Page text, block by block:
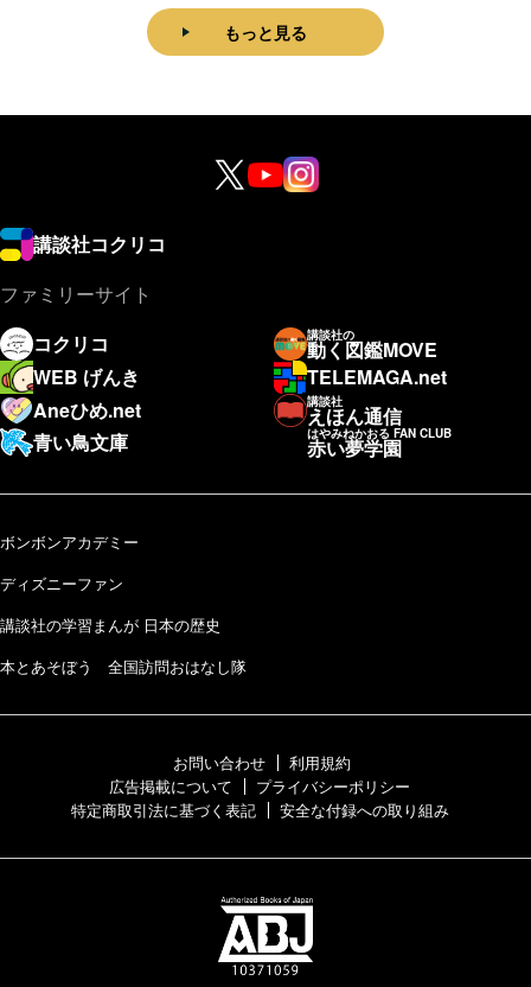
もっと見る
講談社コクリコ
ファミリーサイト
コクリコ
講談社の
動く図鑑MOVE
WEB げんき
TELEMAGA.net
Aneひめ.net
講談社
えほん通信
青い鳥文庫
はやみねかおる FAN CLUB
赤い夢学園
ボンボンアカデミー
ディズニーファン
講談社の学習まんが 日本の歴史
本とあそぼう 全国訪問おはなし隊
お問い合わせ
利用規約
広告掲載について
プライバシーポリシー
特定商取引法に基づく表記
安全な付録への取り組み